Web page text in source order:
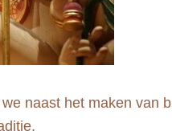
naast het maken van